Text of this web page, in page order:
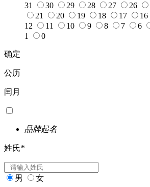
31
30 29 28 27 26
21
20 19 18 17 16
12
11 10 9 8 7 6
1
0
确定
公历
闰月
品牌起名
姓氏*
男 女